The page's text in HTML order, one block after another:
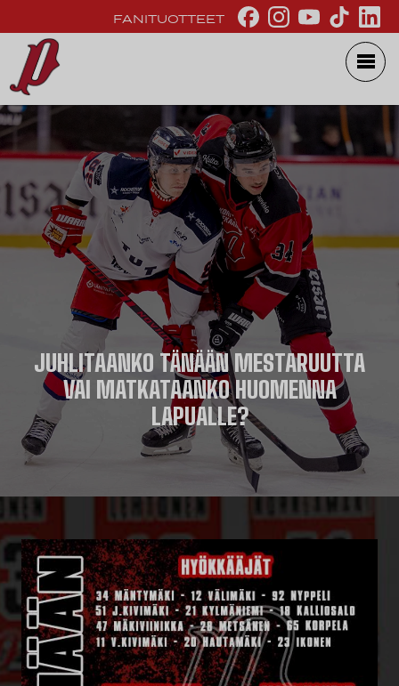
FANITUOTTEET
JUHLITAANKO TÄNÄÄN MESTARUUTTA
VAI MATKATAANKO HUOMENNA
LAPUALLE?